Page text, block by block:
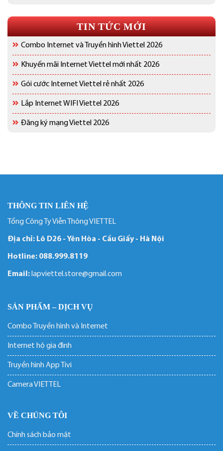
TIN TỨC MỚI
Combo Internet và Truyền hình Viettel 2026
Khuyến mãi Internet Viettel mới nhất 2026
Gói cước Internet Viettel rẻ nhất 2026
Lắp Internet WIFI Viettel 2026
Đăng ký mạng Viettel 2026
THÔNG TIN LIÊN HỆ
Tổng Công Ty Viễn Thông VIETTEL
Địa chỉ: Lô D26 - Yên Hòa - Cầu Giấy - Hà Nội
Hotline: 088.999.8119
Email:lapviettel.store@gmail.com
SẢN PHẨM – DỊCH VỤ
Combo Truyền hình và Internet
Internet hộ gia đình
Truyền hình App Tivi
Camera VIETTEL
VỀ CHÚNG TÔI
Chính sách bảo mật